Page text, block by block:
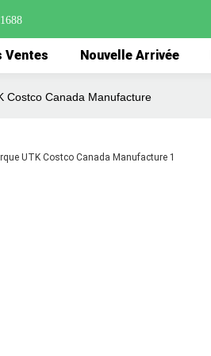
Ventes Nouvelle Arrivée
Costco Canada Manufacture